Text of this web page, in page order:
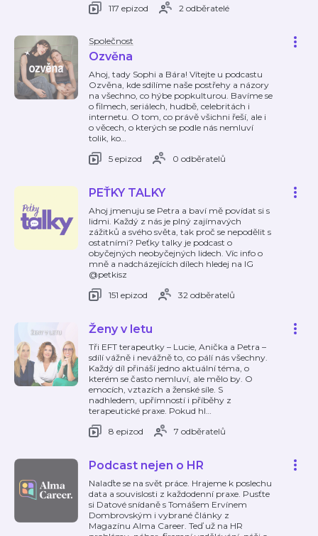
117 epizod
2 odběratelé
Společnost
Ozvěna
Ahoj, tady Sophi a Bára! Vítejte u podcastu
Ozvěna, kde sdílíme naše postřehy a názory
na všechno, co hýbe popkulturou. Bavíme se
o filmech, seriálech, hudbě, celebritách i
internetu. O tom, co právě všichni řeší, ale i
o věcech, o kterých se podle nás nemluví
tolik, ko…
5 epizod
0 odběratelů
PEŤKY TALKY
Ahoj jmenuju se Petra a baví mě povídat si s
lidmi. Každý z nás je plný zajímavých
zážitků a svého světa, tak proč se nepodělit s
ostatními? Peťky talky je podcast o
obyčejných neobyčejných lidech. Víc info o
mně a nadcházejících dílech hledej na IG
@petkisz
151 epizod
32 odběratelů
Ženy v letu
Tři EFT terapeutky – Lucie, Anička a Petra –
sdílí vážně i nevážně to, co pálí nás všechny.
Každý díl přináší jedno aktuální téma, o
kterém se často nemluví, ale mělo by. O
emocích, vztazích a ženské síle. S
nadhledem, upřímností i příběhy z
terapeutické praxe. Pokud hl…
8 epizod
7 odběratelů
Podcast nejen o HR
Nalaďte se na svět práce. Hrajeme k poslechu
data a souvislosti z každodenní praxe. Pusťte
si Datové snídaně s Tomášem Ervínem
Dombrovským i vybrané články z
Magazínu Alma Career. Teď už na HR